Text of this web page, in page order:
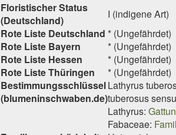
Floristischer Status
(Deutschland)
I (indigene Art)
Rote Liste Deutschland * (Ungefährdet)
Rote Liste Bayern
* (Ungefährdet)
Rote Liste Hessen
* (Ungefährdet)
Rote Liste Thüringen
* (Ungefährdet)
Bestimmungsschlüssel
(blumeninschwaben.de)
Lathyrus
tuberosus
Lathyrus:
Fabaceae: